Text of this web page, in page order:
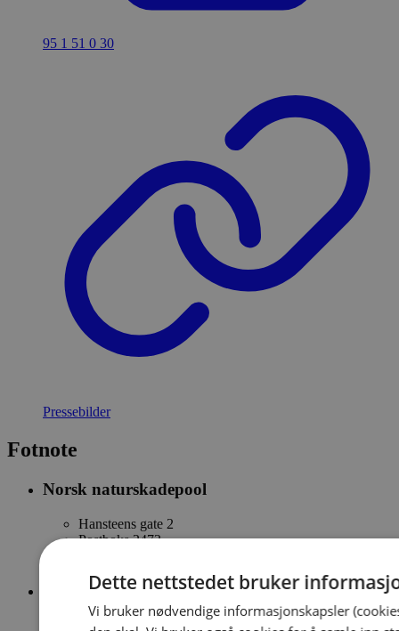
95 1 51 0 30
Pressebilder
Fotnote
Norsk naturskadepool
Hansteens gate 2
Postboks 2473
naturskade@naturskadepool.no
Dette nettstedet bruker
Vi bruker nødvendige informasjonskapsler